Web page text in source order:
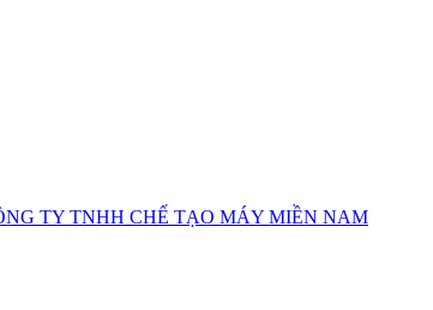
TY TNHH CHẾ TẠO MÁY MIỀN NAM